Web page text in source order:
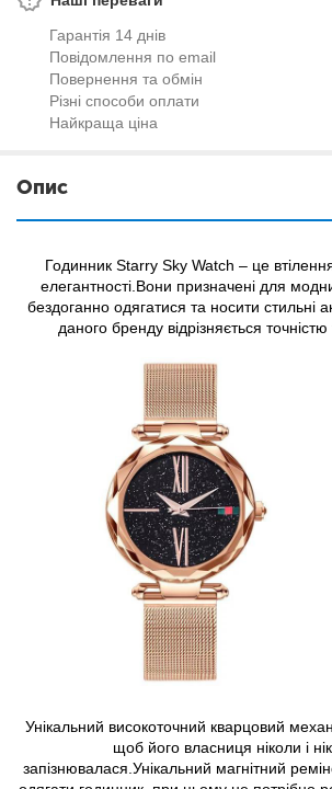
Гарантія 14 днів
Повідомлення по email
Повернення та обмін
Різні способи оплати
Найкраща ціна
Опис
Годинник Starry Sky Watch – це
елегантності.Вони призначені для
бездоганно одягатися та носити стильні
даного бренду відрізняється точністю
Унікальний високоточний кварцовий
щоб його власниця ніколи і
запізнювалася.Унікальний магнітний